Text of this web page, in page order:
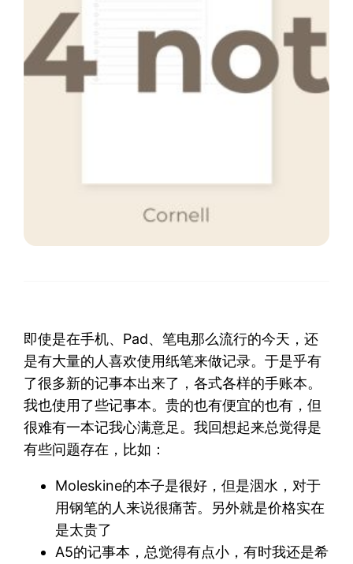
即使是在手机、Pad、笔电那么流行的今天，还
是有大量的人喜欢使用纸笔来做记录。于是乎有
了很多新的记事本出来了，各式各样的手账本。
我也使用了些记事本。贵的也有便宜的也有，但
很难有一本记我心满意足。我回想起来总觉得是
有些问题存在，比如：
Moleskine的本子是很好，但是洇水，对于
用钢笔的人来说很痛苦。另外就是价格实在
是太贵了
A5的记事本，总觉得有点小，有时我还是希